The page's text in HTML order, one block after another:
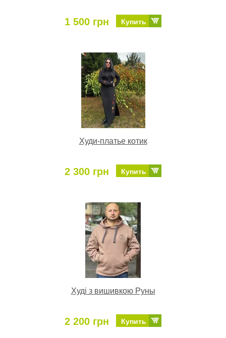
1 500 грн Купить
Худи-платье котик
2 300 грн Купить
Худі з вишивкою Руны
2 200 грн Купить